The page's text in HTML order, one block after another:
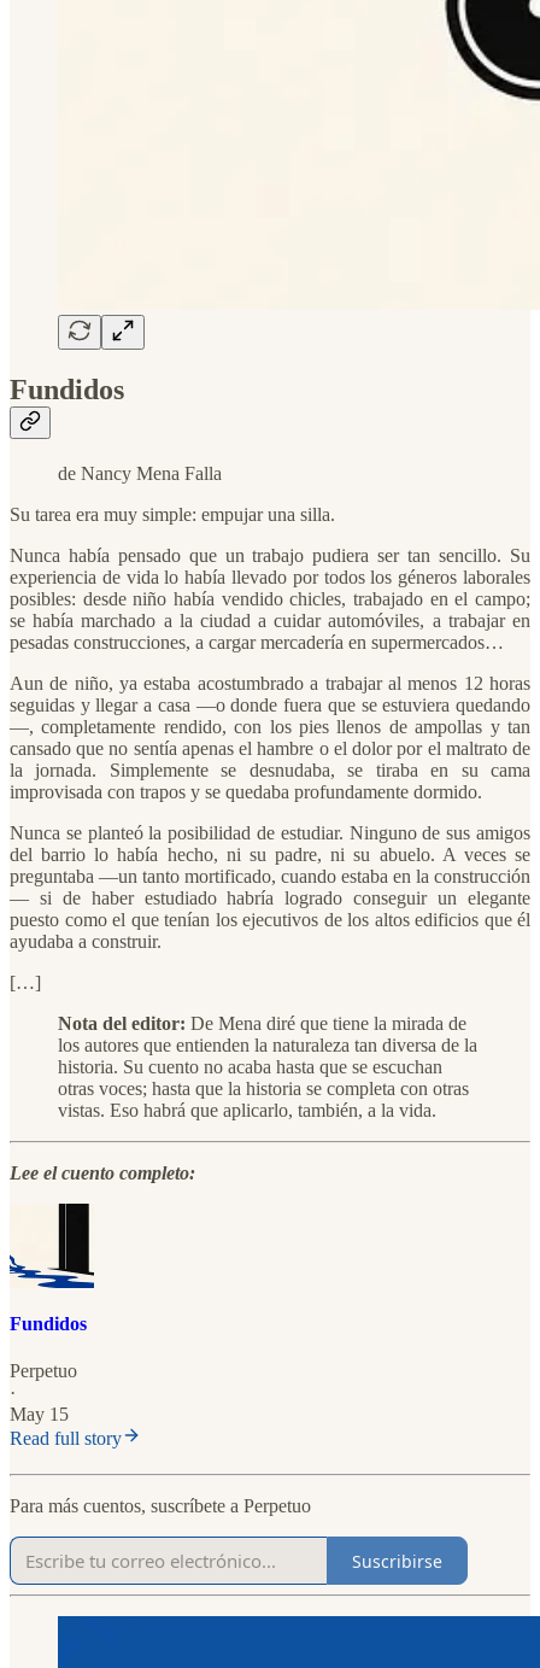
Fundidos
de Nancy Mena Falla
Su tarea era muy simple: empujar una silla.
Nunca había pensado que un trabajo pudiera ser tan sencillo. Su
experiencia de vida lo había llevado por todos los géneros laborales
posibles: desde niño había vendido chicles, trabajado en el campo;
se había marchado a la ciudad a cuidar automóviles, a trabajar en
pesadas construcciones, a cargar mercadería en supermercados…
Aun de niño, ya estaba acostumbrado a trabajar al menos 12 horas
seguidas y llegar a casa —o donde fuera que se estuviera quedando
—, completamente rendido, con los pies llenos de ampollas y tan
cansado que no sentía apenas el hambre o el dolor por el maltrato de
la jornada. Simplemente se desnudaba, se tiraba en su cama
improvisada con trapos y se quedaba profundamente dormido.
Nunca se planteó la posibilidad de estudiar. Ninguno de sus amigos
del barrio lo había hecho, ni su padre, ni su abuelo. A veces se
preguntaba —un tanto mortificado, cuando estaba en la construcción
— si de haber estudiado habría logrado conseguir un elegante
puesto como el que tenían los ejecutivos de los altos edificios que él
ayudaba a construir.
[…]
Nota del editor: De Mena diré que tiene la mirada de
los autores que entienden la naturaleza tan diversa de la
historia. Su cuento no acaba hasta que se escuchan
otras voces; hasta que la historia se completa con otras
vistas. Eso habrá que aplicarlo, también, a la vida.
Lee el cuento completo:
Fundidos
Perpetuo
·
May 15
Read full story
Para más cuentos, suscríbete a Perpetuo
Suscribirse